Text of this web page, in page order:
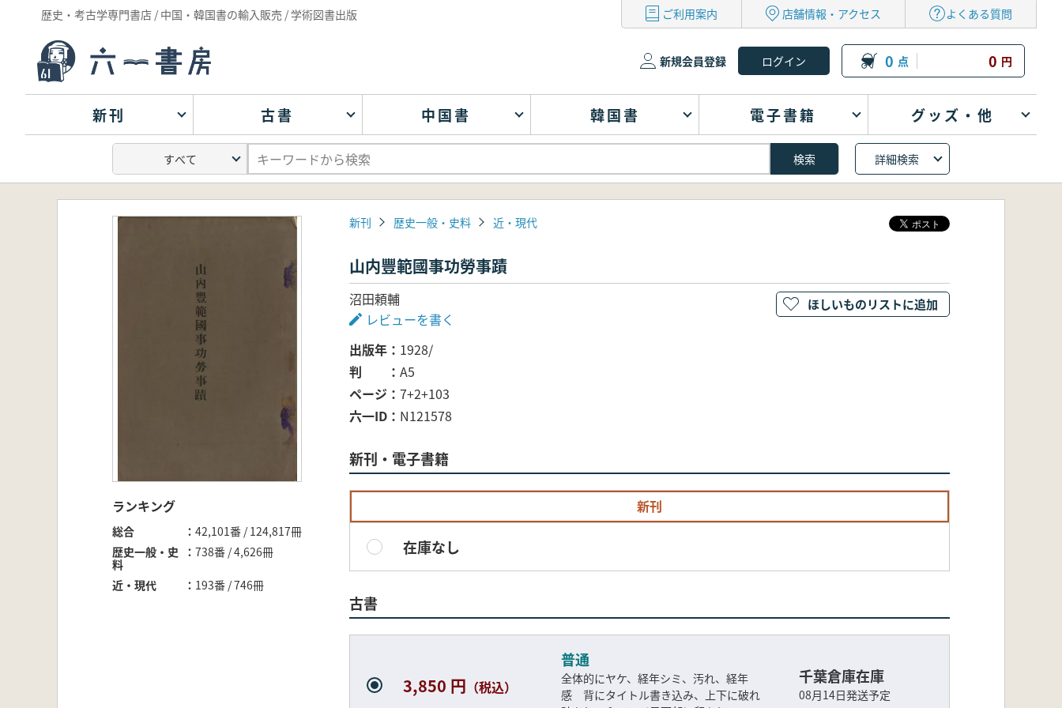
歴史・考古学専門書店 / 中国・韓国書の輸入販売 / 学術図書出版 ご利用案内 店舗情報・アクセス よくある質問
新規会員登録 0 点 0 円
新刊 古書 中国書 韓国書 電子書籍 グッズ・他
詳細検索
ランキング
総合
42,101番 / 124,817冊
歴史一般・史
料
738番 / 4,626冊
近・現代 193番 / 746冊
新刊 歴史一般・史料 近・現代
山内豐範國事功勞事蹟
沼田頼輔
レビューを書く
出版年
1928/
判
A5
ページ
7+2+103
六一ID
N121578
新刊・電子書籍
新刊
在庫なし
古書
3,850 円 （税込）
普通
全体的にヤケ、経年シミ、汚れ、経年
感 背にタイトル書き込み、上下に破れ
千葉倉庫在庫
08月14日発送予定
ほしいものリストに追加